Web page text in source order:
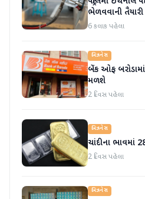
ભેળવવાની તૈયારી
6 કલાક પહેલા
બિઝનેસ
બેંક ઓફ બરોડામાં
મળશે
2 દિવસ પહેલા
બિઝનેસ
ચાંદીના ભાવમાં
2 દિવસ પહેલા
બિઝનેસ